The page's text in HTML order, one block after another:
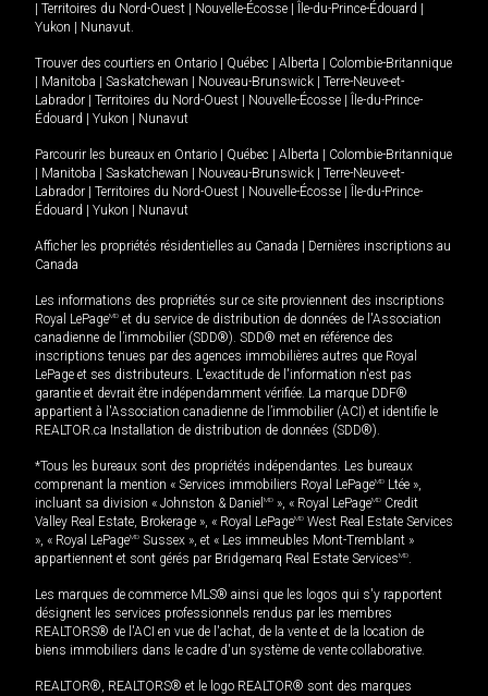
Territoires du Nord-Ouest Nouvelle-Écosse Île-du-Prince-Édouard
Yukon
Nunavut.
Trouver des courtiers en Ontario Québec Alberta
Colombie-Britannique
Manitoba Saskatchewan Nouveau-Brunswick
Terre-Neuve-et-
Labrador
Territoires du Nord-Ouest Nouvelle-Écosse
Île-du-Prince-
Édouard
Yukon Nunavut
Parcourir les bureaux en Ontario Québec Alberta
Colombie-Britannique
Manitoba Saskatchewan Nouveau-Brunswick
Terre-Neuve-et-
Labrador
Territoires du Nord-Ouest Nouvelle-Écosse
Île-du-Prince-
Édouard
Yukon Nunavut
Afficher les propriétés résidentielles au Canada
Dernières inscriptions au
Canada
Les informations des propriétés sur ce site proviennent des inscriptions
Royal LePageMD et du service de distribution de données de l'Association
canadienne de l’immobilier (SDD®). SDD® met en référence des
inscriptions tenues par des agences immobilières autres que Royal
LePage et ses distributeurs. L'exactitude de l'information n'est pas
garantie et devrait être indépendamment vérifiée. La marque DDF®
appartient à l'Association canadienne de l’immobilier (ACI) et identifie le
REALTOR.ca Installation de distribution de données (SDD®).
*Tous les bureaux sont des propriétés indépendantes. Les bureaux
comprenant la mention « Services immobiliers Royal LePageMD Ltée »,
incluant sa division « Johnston & Daniel MD », « Royal LePageMD Credit
Valley Real Estate, Brokerage », « Royal LePageMD West Real Estate Services
», « Royal LePageMD Sussex », et « Les immeubles Mont-Tremblant »
appartiennent et sont gérés par Bridgemarq Real Estate ServicesMD.
Les marques de commerce MLS® ainsi que les logos qui s'y rapportent
désignent les services professionnels rendus par les membres
REALTORS® de l'ACI en vue de l'achat, de la vente et de la location de
biens immobiliers dans le cadre d'un système de vente collaborative.
REALTOR®, REALTORS® et le logo REALTOR® sont des marques